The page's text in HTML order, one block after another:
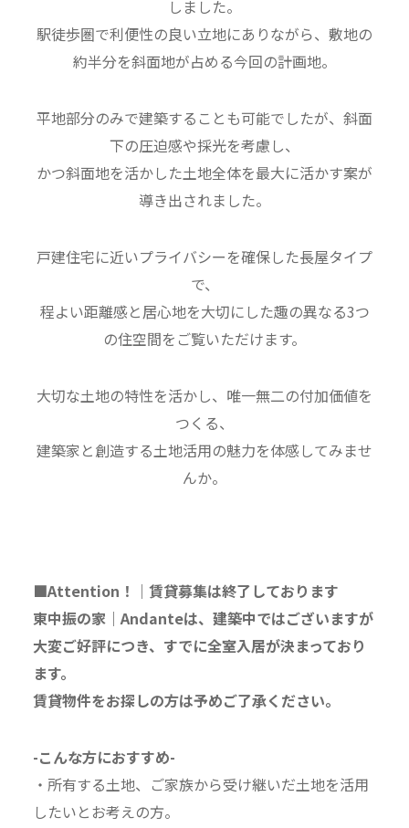
しました。
駅徒歩圏で利便性の良い立地にありながら、敷地の
約半分を斜面地が占める今回の計画地。
平地部分のみで建築することも可能でしたが、斜面
下の圧迫感や採光を考慮し、
かつ斜面地を活かした土地全体を最大に活かす案が
導き出されました。
戸建住宅に近いプライバシーを確保した長屋タイプ
で、
程よい距離感と居心地を大切にした趣の異なる3つ
の住空間をご覧いただけます。
大切な土地の特性を活かし、唯一無二の付加価値を
つくる、
建築家と創造する土地活用の魅力を体感してみませ
んか。
■Attention！｜賃貸募集は終了しております
東中振の家｜Andanteは、建築中ではございますが
大変ご好評につき、すでに全室入居が決まっており
ます。
賃貸物件をお探しの方は予めご了承ください。
-こんな方におすすめ-
・所有する土地、ご家族から受け継いだ土地を活用
したいとお考えの方。